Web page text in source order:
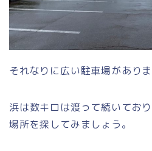
それなりに広い駐車場がありま
浜は数キロは渡って続いてお
場所を探してみましょう。